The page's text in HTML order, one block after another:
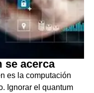
se acerca
es la computación
Ignorar el quantum